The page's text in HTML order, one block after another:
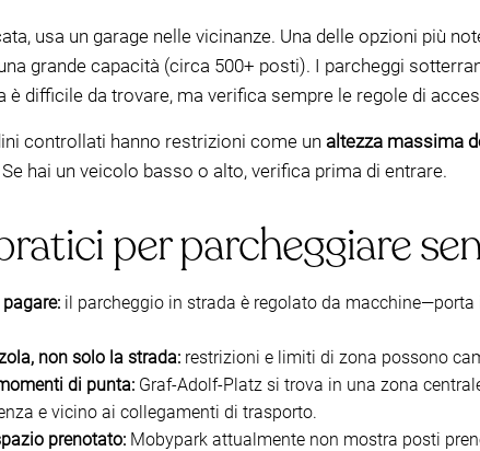
usa un garage nelle vicinanze. Una delle opzioni più
grande capacità (circa 500+ posti). I parcheggi
è difficile da trovare, ma verifica sempre le regole di
controllati hanno restrizioni come un altezza massima
Se hai un veicolo basso o alto, verifica prima di entrare.
per parcheggiare
il parcheggio in strada è regolato da
non solo la strada: restrizioni e limiti di zona possono
di punta: Graf-Adolf-Platz si trova in una zona
e vicino ai collegamenti di trasporto.
prenotato: Mobypark attualmente non mostra posti